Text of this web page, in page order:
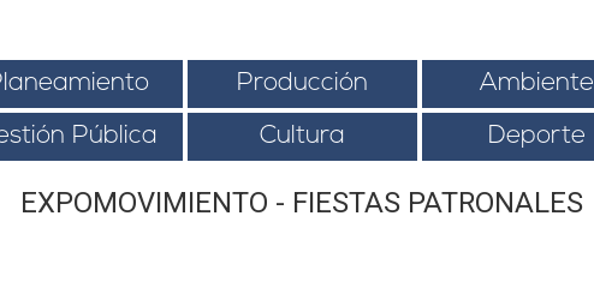
Producción Ambiente
Pública Cultura Deporte
EXPOMOVIMIENTO - FIESTAS PATRONALES